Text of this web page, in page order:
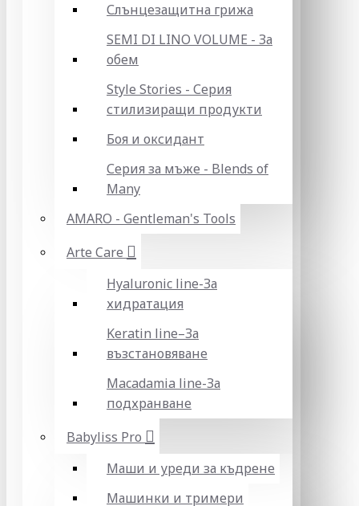
Слънцезащитна грижа
SEMI DI LINO VOLUME - За
обем
Style Stories - Серия
стилизиращи продукти
Боя и оксидант
Серия за мъже - Blends of
Many
AMARO - Gentleman's Tools
Arte Care
Hyaluronic line-За
хидратация
Keratin line–За
възстановяване
Macadamia line-За
подхранване
Babyliss Pro
Маши и уреди за къдрене
Машинки и тримери